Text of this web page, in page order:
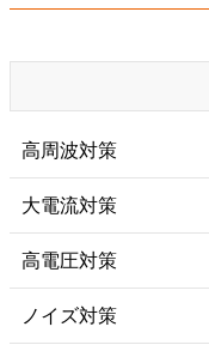
高周波対策
大電流対策
高電圧対策
ノイズ対策